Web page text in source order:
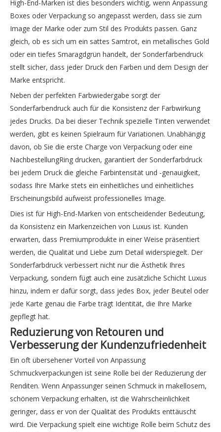
High-End-Marken ist dies besonders wichtig, wenn Anpassung
Boxes oder Verpackung so angepasst werden, dass sie zum
Image der Marke oder zum Stil des Produkts passen. Ganz
gleich, ob es sich um ein sattes Samtrot, ein metallisches Gold
oder ein tiefes Smaragdgrün handelt, der Sonderfarbendruck
stellt sicher, dass jeder Druck den Farben und dem Design der
Marke entspricht.
Neben der perfekten Farbwiedergabe sorgt der
Sonderfarbendruck auch für die Konsistenz der Farbwirkung
jedes Drucks. Da bei dieser Technik spezielle Tinten verwendet
werden, gibt es keinen Spielraum für Variationen. Unabhängig
davon, ob Sie die erste Charge von Verpackung oder eine
NachbestellungRing drucken, garantiert der Sonderfarbdruck
bei jedem Druck die gleiche Farbintensität und -genauigkeit,
sodass Ihre Marke stets ein einheitliches und einheitliches
Erscheinungsbild aufweist professionelles Image.
Dies ist für High-End-Marken von entscheidender Bedeutung,
da Konsistenz ein Markenzeichen von Luxus ist. Kunden
erwarten, dass Premiumprodukte in einer Weise präsentiert
werden, die Qualität und Liebe zum Detail widerspiegelt. Der
Sonderfarbdruck verbessert nicht nur die Ästhetik Ihres
Verpackung, sondern fügt auch eine zusätzliche Schicht Luxus
hinzu, indem er dafür sorgt, dass jedes Box, jeder Beutel oder
jede Karte genau die Farbe trägt Identität, die Ihre Marke
gepflegt hat.
Reduzierung von Retouren und
Verbesserung der Kundenzufriedenheit
Ein oft übersehener Vorteil von Anpassung
Schmuckverpackungen ist seine Rolle bei der Reduzierung der
Renditen. Wenn Anpassunger seinen Schmuck in makellosem,
schönem Verpackung erhalten, ist die Wahrscheinlichkeit
geringer, dass er von der Qualität des Produkts enttäuscht
wird. Die Verpackung spielt eine wichtige Rolle beim Schutz des